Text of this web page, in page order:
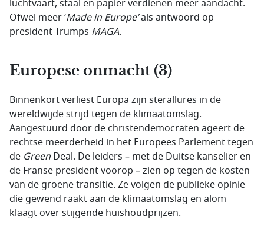
luchtvaart, staal en papier verdienen meer aandacht.
Ofwel meer ‘Made in Europe’als antwoord op
president Trumps MAGA.
Europese onmacht (3)
Binnenkort verliest Europa zijn sterallures in de
wereldwijde strijd tegen de klimaatomslag.
Aangestuurd door de christendemocraten ageert de
rechtse meerderheid in het Europees Parlement tegen
de Green Deal. De leiders – met de Duitse kanselier en
de Franse president voorop – zien op tegen de kosten
van de groene transitie. Ze volgen de publieke opinie
die gewend raakt aan de klimaatomslag en alom
klaagt over stijgende huishoudprijzen.